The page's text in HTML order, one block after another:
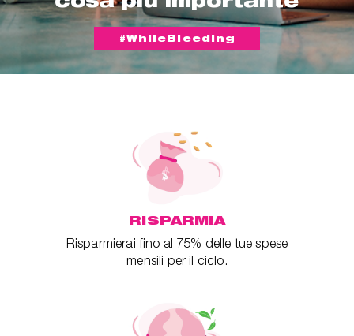
#WhileBleeding
RISPARMIA
Risparmierai fino al 75% delle tue spese
mensili per il ciclo.